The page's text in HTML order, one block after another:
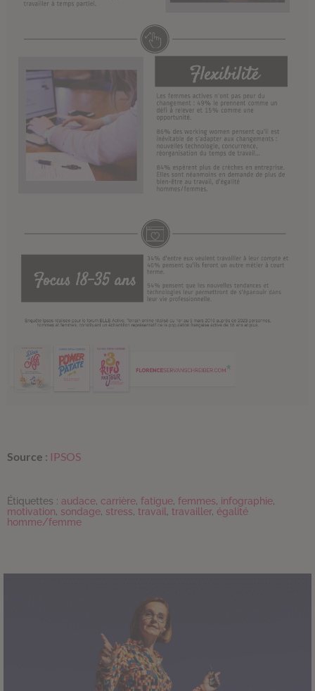
Source : IPSOS
Étiquettes : audace, carrière, fatigue, femmes, infographie,
motivation, sondage, stress, travail , travailler, égalité
homme/femme